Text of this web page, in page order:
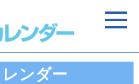
ンダー